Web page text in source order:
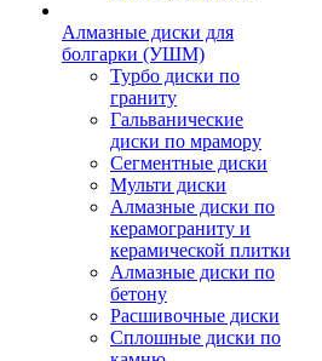
Алмазные диски для
болгарки (УШМ)
Турбо диски по
граниту
Гальванические
диски по мрамору
Сегментные диски
Мульти диски
Алмазные диски по
керамограниту и
керамической плитки
Алмазные диски по
бетону
Расшивочные диски
Сплошные диски по